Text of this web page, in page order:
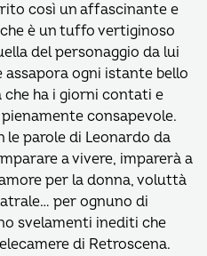
così un affascinante e
è un tuffo vertiginoso
del personaggio da lui
ogni istante bello
ha i giorni contati e
consapevole.
le parole di Leonardo da
a vivere, imparerà a
per la donna, voluttà
per ognuno di
svelamenti inediti che
di Retroscena.